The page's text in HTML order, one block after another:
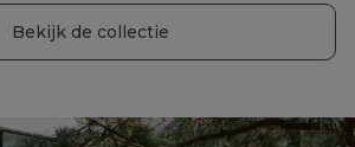
Bekijk de collectie